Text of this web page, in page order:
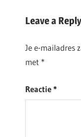
Leave a Reply
Je e-mailadres
met *
Reactie*